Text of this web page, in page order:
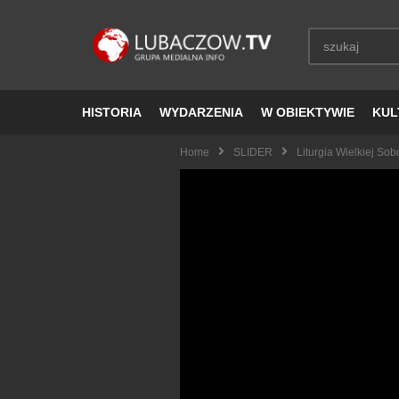
HISTORIA WYDARZENIA W OBIEKTYWIE
Home SLIDER Liturgia Wielkiej